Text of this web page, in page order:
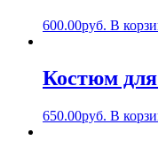
600.00руб. В
Костюм
650.00руб. В